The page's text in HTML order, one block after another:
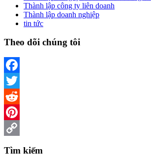
Thành lập công ty liên doanh
Thành lập doanh nghiệp
tin tức
Theo dõi chúng tôi
Facebook
Twitter
Reddit
Pinterest
Tìm kiếm